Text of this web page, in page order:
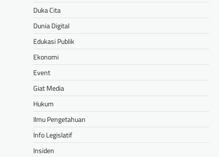
Duka Cita
Dunia Digital
Edukasi Publik
Ekonomi
Event
Giat Media
Hukum
Ilmu Pengetahuan
Info Legislatif
Insiden